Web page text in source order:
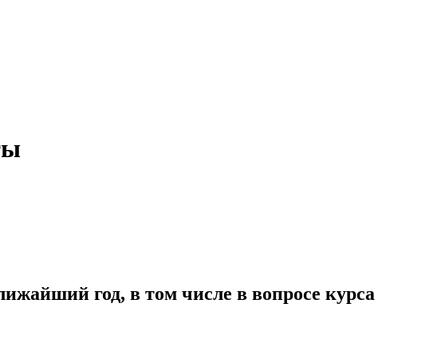
год, в том числе в вопросе курса